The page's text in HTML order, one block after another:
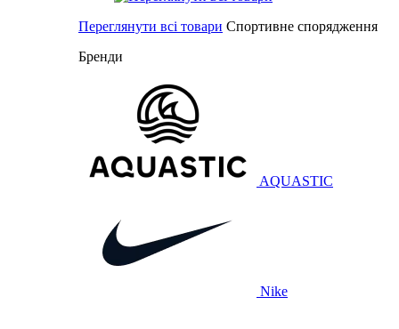
Переглянути всі товари Спортивне спорядження
Бренди
AQUASTIC
Nike